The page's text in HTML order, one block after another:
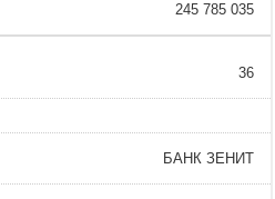
245 785 035
36
БАНК ЗЕНИТ